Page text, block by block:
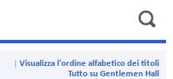
Visualizza l'ordine alfabetico dei titoli
Tutto su Gentlemen Hall